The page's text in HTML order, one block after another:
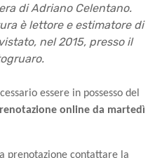
di Adriano Celentano.
è lettore e estimatore di
nel 2015, presso il
essere in possesso del
online da martedì
prenotazione contattare la